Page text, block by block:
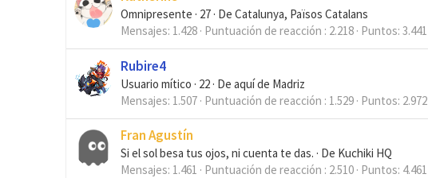
Omnipresente · 27 · De Catalunya, Països Catalans
Mensajes 1.428 Puntuación de reacción 2.218 Puntos 3.441
Rubire4
Usuario mítico · 22 · De aquí de Madriz
Mensajes 1.507 Puntuación de reacción 1.529 Puntos 2.972
Fran Agustín
Si el sol besa tus ojos, ni cuenta te das. · De Kuchiki HQ
Mensajes 1.461 Puntuación de reacción 2.510 Puntos 4.461